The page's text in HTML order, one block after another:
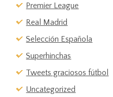
Premier League
Real Madrid
Selección Española
Superhinchas
Tweets graciosos fútbol
Uncategorized